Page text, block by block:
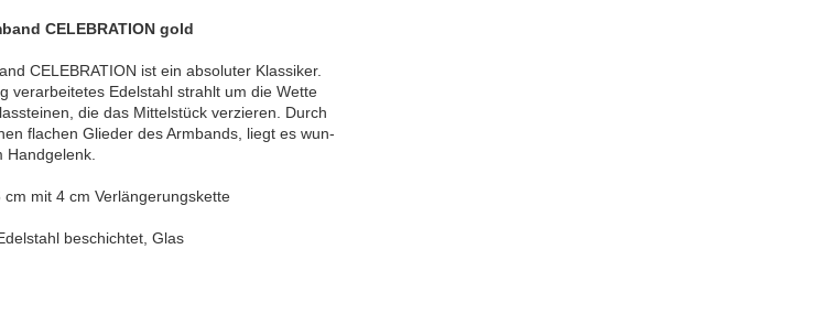
CELEBRATION gold
CELEBRATION ist ein absoluter Klassiker.
verarbeitetes Edelstahl strahlt um die Wette
die das Mittelstück verzieren. Durch
flachen Glieder des Armbands, liegt es wun-
Handgelenk.
cm mit 4 cm Verlängerungskette
beschichtet, Glas